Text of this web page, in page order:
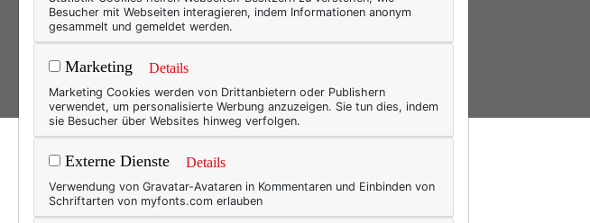
Besucher mit Webseiten interagieren, indem Informationen anonym
gesammelt und gemeldet werden.
Marketing Details
Marketing Cookies werden von Drittanbietern oder Publishern
verwendet, um personalisierte Werbung anzuzeigen. Sie tun dies, indem
sie Besucher über Websites hinweg verfolgen.
Externe Dienste Details
Verwendung von Gravatar-Avataren in Kommentaren und Einbinden von
Schriftarten von myfonts.com erlauben